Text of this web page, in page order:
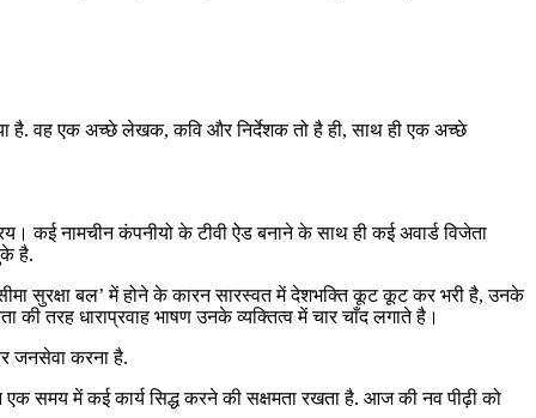
है. वह एक अच्छे लेखक, कवि और निर्देशक तो है ही, साथ ही एक अच्छे
कई नामचीन कंपनीयो के टीवी ऐड बनाने के साथ ही कई अवार्ड विजेता
है.
सुरक्षा बल’ में होने के कारन सारस्वत में देशभक्ति कूट कूट कर भरी है, उनके
तरह धाराप्रवाह भाषण उनके व्यक्तित्व में चार चाँद लगाते है।
जनसेवा करना है.
समय में कई कार्य सिद्ध करने की सक्षमता रखता है. आज की नव पीढ़ी को